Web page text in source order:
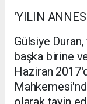
'YILIN
Gülsiye
başka birine
Haziran